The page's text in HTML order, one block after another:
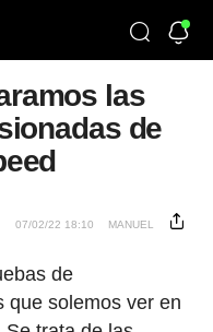
las
de
07/02/22 18:10 MANUEL
de
que solemos ver en